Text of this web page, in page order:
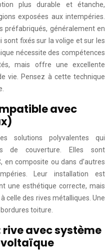
plus durable et étanche,
exposées aux intempéries.
préfabriqués, généralement en
sont fixés sur la volige et sur les
nécessite des compétences
mais offre une excellente
vie. Pensez à cette technique
avec
solutions polyvalentes qui
de couverture. Elles sont
en composite ou dans d’autres
Leur installation est
une esthétique correcte, mais
celle des rives métalliques. Une
toiture.
avec système